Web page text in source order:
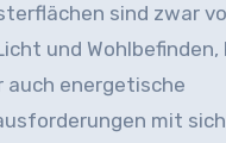
sind zwar
und Wohlbefinden,
auch energetische
mit